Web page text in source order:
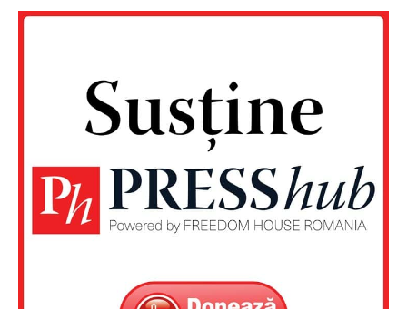
Un proiect
FREEDOM HOUSE ROMÂNIA
PRESShub
Proiecte editoriale